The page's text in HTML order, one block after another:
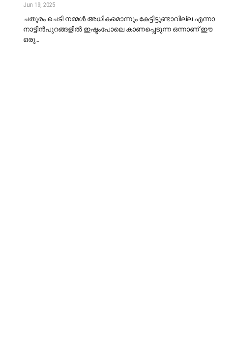
Jun 19, 2025
ചതുരം ചെടി നമ്മൾ അധികമൊന്നും കേട്ടിട്ടുണ്ടാവില്ല എന്നാ
നാട്ടിൻപുറങ്ങളിൽ ഇഷ്ടംപോലെ കാണപ്പെടുന്ന ഒന്നാണ് ഈ
ഒരു